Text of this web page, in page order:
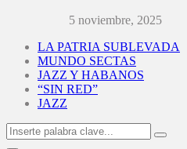
5 noviembre, 2025
LA PATRIA SUBLEVADA
MUNDO SECTAS
JAZZ Y HABANOS
“SIN RED”
JAZZ
Search
for:
Search